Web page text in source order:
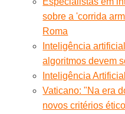
sobre a 'corrida
Roma
Inteligência
algoritmos devem
Inteligência
Vaticano: "Na era
novos critérios